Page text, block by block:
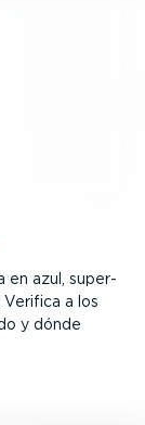
en azul, super­
a los
y dónde